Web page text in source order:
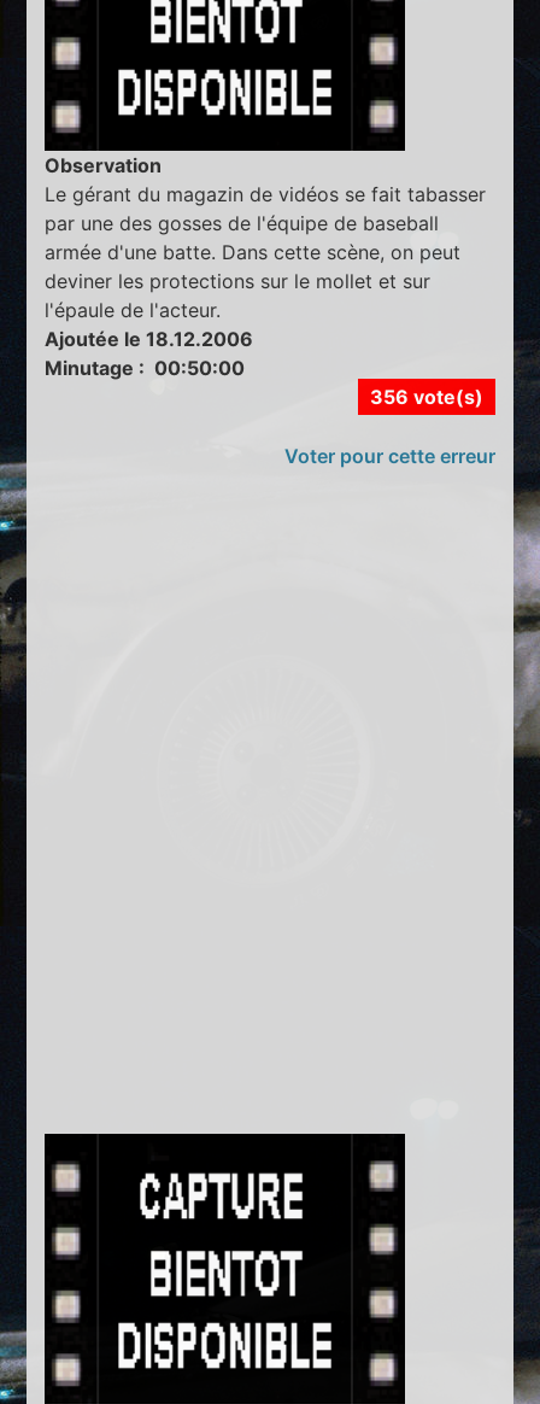
Observation
Le gérant du magazin de vidéos se fait tabasser
par une des gosses de l'équipe de baseball
armée d'une batte. Dans cette scène, on peut
deviner les protections sur le mollet et sur
l'épaule de l'acteur.
Ajoutée le 18.12.2006
Minutage : 00:50:00
356 vote(s)
Voter pour cette erreur